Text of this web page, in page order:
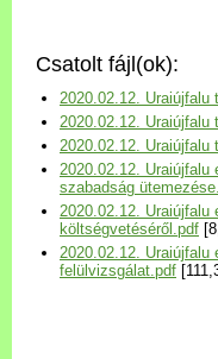
Választási
Versenyképes
Program
Települési Arculati
Kézikönyv
Csatolt fájl(ok):
2020.02.12.
2020.02.12.
2020.02.12.
2020.02.12. Uraiújfalu
szabadság
2020.02.12. Uraiújfalu
költségvetéséről.pdf
2020.02.12.
felülvizsgálat.pdf